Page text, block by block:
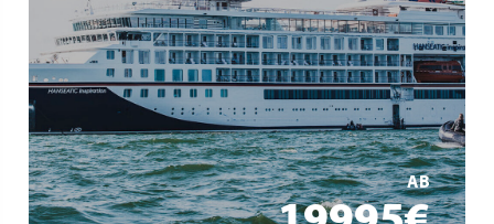
AB
Tierparadies Antarktis & Südgeorgien
Expedition mitten ins ewige Eis
Auf den Spuren großer Polarforscher
MEHR ERFAHREN